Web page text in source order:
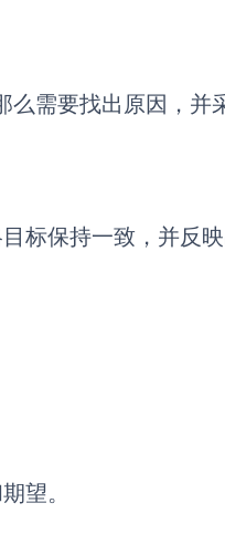
么需要找出原因，并
标保持一致，并反
望。